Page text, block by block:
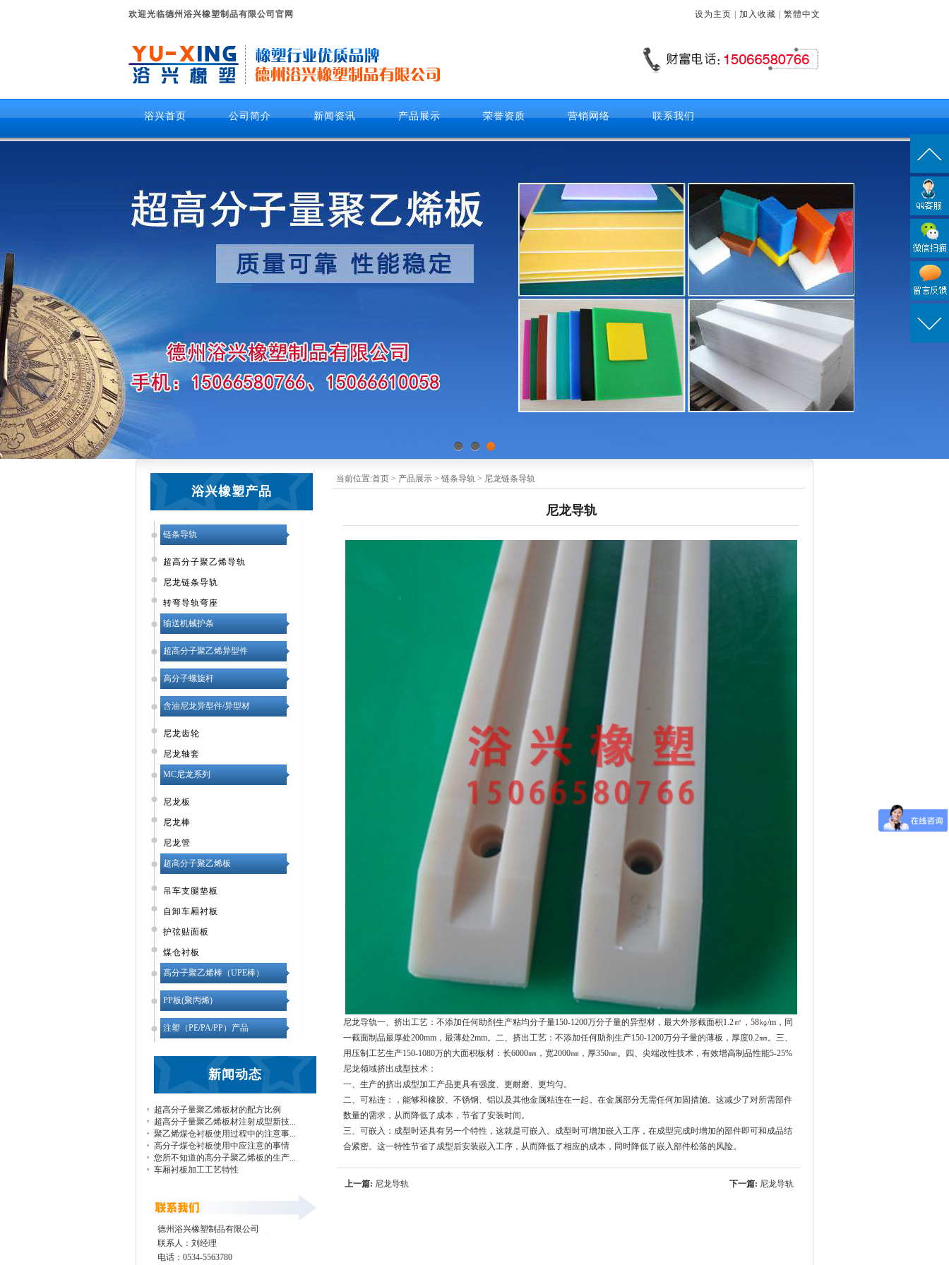
欢迎光临德州浴兴橡塑制品有限公司官网 设为主页 加入收藏 繁體中文
浴兴首页 公司简介 新闻资讯 产品展示 荣誉资质 营销网络 联系我们
当前位置:首页 > 产品展示 > 链条导轨 > 尼龙链条导轨
尼龙导轨
尼龙导轨一、挤出工艺：不添加任何助剂生产粘均分子量150-1200万分子量的异型材，最大外形截面积1.2㎡，58㎏/m，同
一截面制品最厚处200mm，最薄处2mm。二、挤出工艺：不添加任何助剂生产150-1200万分子量的薄板，厚度0.2㎜。三、
用压制工艺生产150-1080万的大面积板材：长6000㎜，宽2000㎜，厚350㎜。四、尖端改性技术，有效增高制品性能5-25%
尼龙领域挤出成型技术：
一、生产的挤出成型加工产品更具有强度、更耐磨、更均匀。
二、可粘连：，能够和橡胶、不锈钢、铝以及其他金属粘连在一起。在金属部分无需任何加固措施。这减少了对所需部件
数量的需求，从而降低了成本，节省了安装时间。
三、可嵌入：成型时还具有另一个特性，这就是可嵌入。成型时可增加嵌入工序，在成型完成时增加的部件即可和成品结
合紧密。这一特性节省了成型后安装嵌入工序，从而降低了相应的成本，同时降低了嵌入部件松落的风险。
上一篇: 尼龙导轨 下一篇: 尼龙导轨
浴兴橡塑产品
链条导轨
超高分子聚乙烯导轨
尼龙链条导轨
转弯导轨弯座
输送机械护条
超高分子聚乙烯异型件
高分子螺旋杆
含油尼龙异型件/异型材
尼龙齿轮
尼龙轴套
MC尼龙系列
尼龙板
尼龙棒
尼龙管
超高分子聚乙烯板
吊车支腿垫板
自卸车厢衬板
护弦贴面板
煤仓衬板
高分子聚乙烯棒（UPE棒）
PP板(聚丙烯)
注塑（PE/PA/PP）产品
新闻动态
超高分子量聚乙烯板材的配方比例
超高分子量聚乙烯板材注射成型新技...
聚乙烯煤仓衬板使用过程中的注意事...
高分子煤仓衬板使用中应注意的事情
您所不知道的高分子聚乙烯板的生产...
车厢衬板加工工艺特性
德州浴兴橡塑制品有限公司
联系人：刘经理
电话：0534-5563780